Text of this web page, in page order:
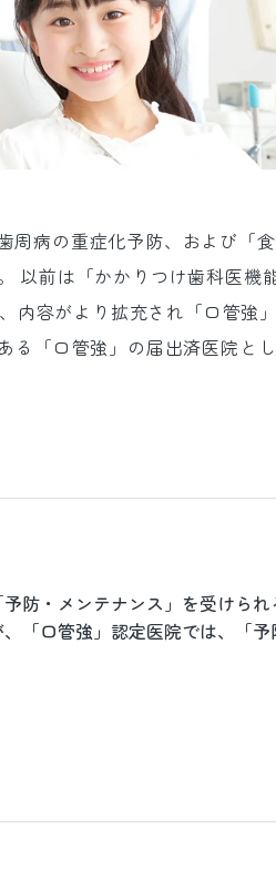
周病の重症化予防、および「
以前は「かかりつけ歯科医機
容がより拡充され「口管強
「口管強」の届出済医院と
防・メンテナンス」を受けら
「口管強」認定医院では、「